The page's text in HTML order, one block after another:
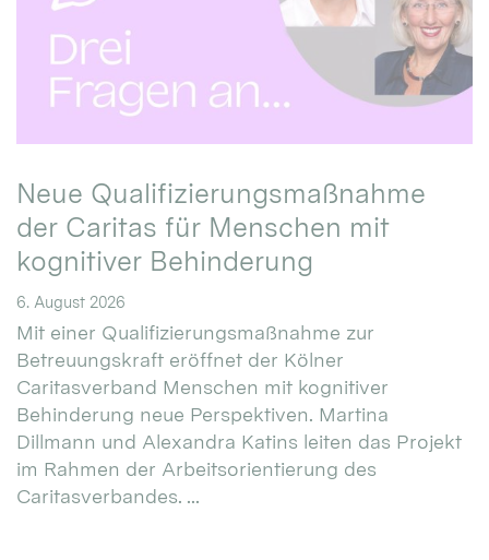
Neue Qualifizierungsmaßnahme
der Caritas für Menschen mit
kognitiver Behinderung
6. August 2026
Mit einer Qualifizierungsmaßnahme zur
Betreuungskraft eröffnet der Kölner
Caritasverband Menschen mit kognitiver
Behinderung neue Perspektiven. Martina
Dillmann und Alexandra Katins leiten das Projekt
im Rahmen der Arbeitsorientierung des
Caritasverbandes. ...